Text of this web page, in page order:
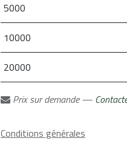
5000
10000
20000
Prix sur demande —
Conditions générales